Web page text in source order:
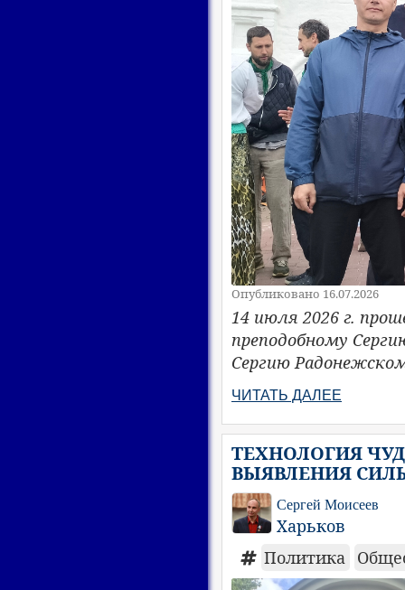
Опубликовано 16.07.2026
14 июля 2026 г.
преподобному
Сергию
ЧИТАТЬ ДАЛЕЕ
ТЕХНОЛОГИЯ
ВЫЯВЛЕНИЯ
Сергей Моисеев
Харьков
Политика